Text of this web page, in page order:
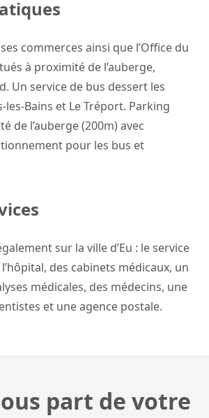
commerces ainsi que l’Office du
à proximité de l’auberge,
Un service de bus dessert les
les-Bains et Le Tréport. Parking
de l’auberge (200m) avec
pour les bus et
sur la ville d’Eu : le service
des cabinets médicaux, un
médicales, des médecins, une
et une agence postale.
part de votre